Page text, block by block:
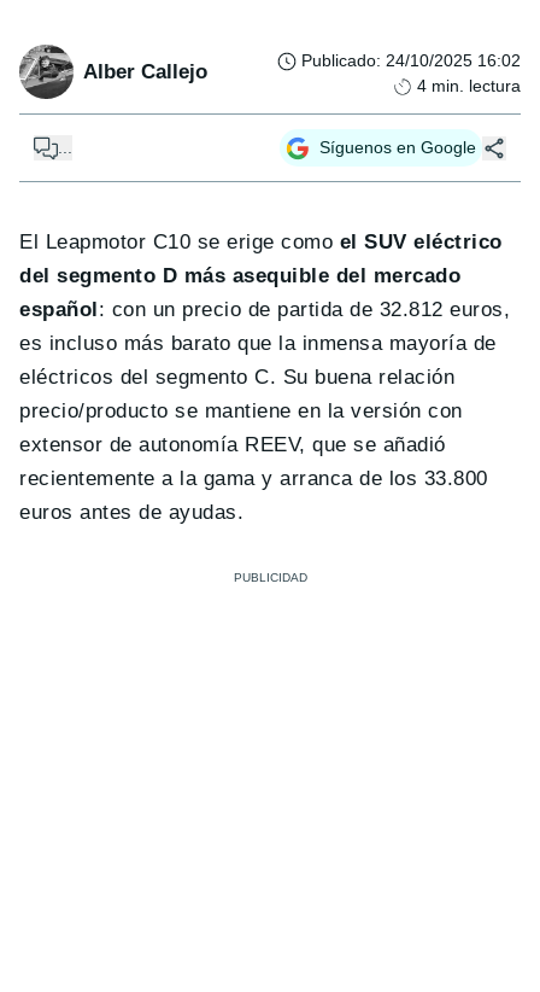
Alber Callejo Publicado: 24/10/2025 16:02
4 min. lectura
... Síguenos en Google
El Leapmotor C10 se erige como el SUV eléctrico
del segmento D más asequible del mercado
español : con un precio de partida de 32.812 euros,
es incluso más barato que la inmensa mayoría de
eléctricos del segmento C. Su buena relación
precio/producto se mantiene en la versión con
extensor de autonomía REEV, que se añadió
recientemente a la gama y arranca de los 33.800
euros antes de ayudas.